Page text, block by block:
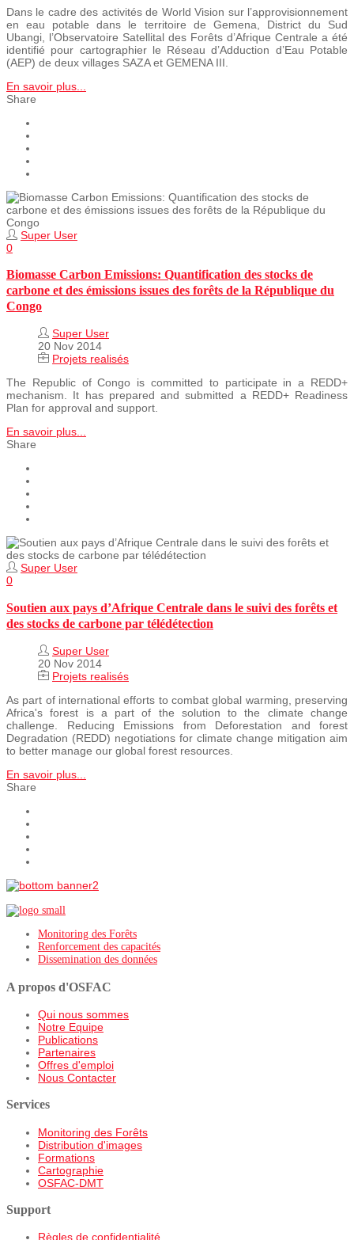
Dans le cadre des activités de World Vision sur l’approvisionnement
en eau potable dans le territoire de Gemena, District du Sud
Ubangi, l’Observatoire Satellital des Forêts d’Afrique Centrale a été
identifié pour cartographier le Réseau d’Adduction d’Eau Potable
(AEP) de deux villages SAZA et GEMENA III.
En savoir plus...
Share
Super User
0
Biomasse Carbon Emissions: Quantification des stocks de
carbone et des émissions issues des forêts de la République du
Congo
Super User
20 Nov 2014
Projets realisés
The Republic of Congo is committed to participate in a REDD+
mechanism. It has prepared and submitted a REDD+ Readiness
Plan for approval and support.
En savoir plus...
Share
Super User
0
Soutien aux pays d’Afrique Centrale dans le suivi des forêts et
des stocks de carbone par télédétection
Super User
20 Nov 2014
Projets realisés
As part of international efforts to combat global warming, preserving
Africa's forest is a part of the solution to the climate change
challenge. Reducing Emissions from Deforestation and forest
Degradation (REDD) negotiations for climate change mitigation aim
to better manage our global forest resources.
En savoir plus...
Share
Monitoring des Forêts
Renforcement des capacités
Dissemination des données
A propos d'OSFAC
Qui nous sommes
Notre Equipe
Publications
Partenaires
Offres d'emploi
Nous Contacter
Services
Monitoring des Forêts
Distribution d'images
Formations
Cartographie
OSFAC-DMT
Support
Règles de confidentialité